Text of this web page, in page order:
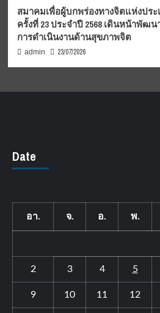
สมาคมเพื่อผู้บกพร่องทางจิตแห่งปร
ครั้งที่ 23 ประจำปี 2568 เดินหน้าพัฒ
การดำเนินงานด้านสุขภาพจิต
admin 23/07/2026
Date
อา. จ. อ. พ.
2 3 4 5
9 10 11 12